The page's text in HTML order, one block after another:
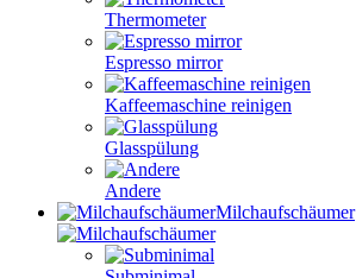
Thermometer
Espresso mirror
Kaffeemaschine reinigen
Glasspülung
Andere
Milchaufschäumer